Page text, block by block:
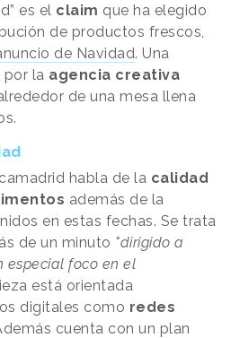
es el claim que ha elegido
de productos frescos,
de Navidad. Una
por la agencia creativa
de una mesa llena
habla de la calidad
además de la
en estas fechas. Se trata
de un minuto "dirigido a
especial foco en el
está orientada
digitales como redes
cuenta con un plan